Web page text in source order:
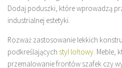
Dodaj poduszki, które wprowadzą
industrialnej estetyki.
Rozważ zastosowanie lekkich
podkreślających styl loftowy . Meble,
przemalowanie frontów szafek czy